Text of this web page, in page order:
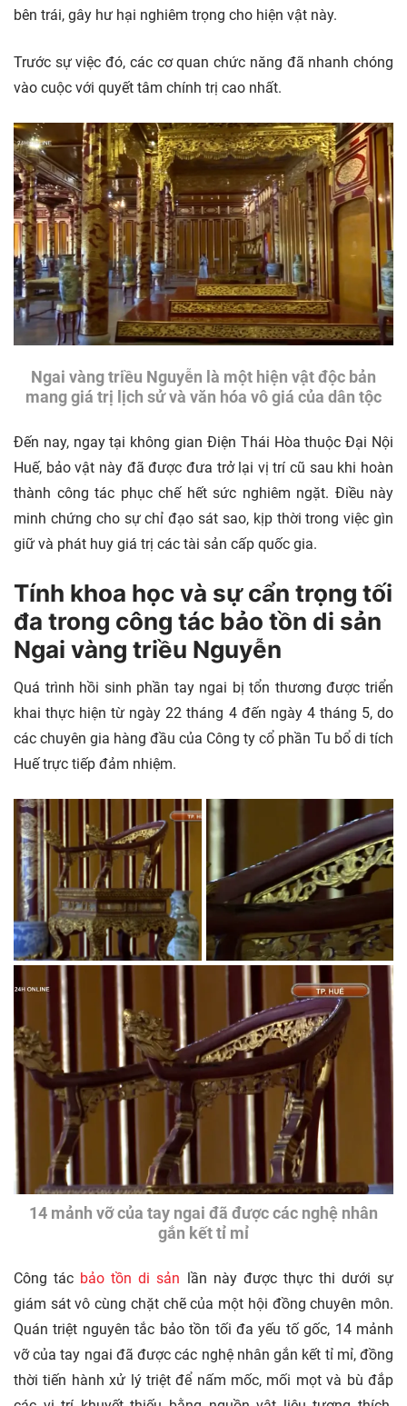
bên trái, gây hư hại nghiêm trọng cho hiện vật này.
Trước sự việc đó, các cơ quan chức năng đã nhanh chóng
vào cuộc với quyết tâm chính trị cao nhất.
Ngai vàng triều Nguyễn là một hiện vật độc bản
mang giá trị lịch sử và văn hóa vô giá của dân tộc
Đến nay, ngay tại không gian Điện Thái Hòa thuộc Đại Nội
Huế, bảo vật này đã được đưa trở lại vị trí cũ sau khi hoàn
thành công tác phục chế hết sức nghiêm ngặt. Điều này
minh chứng cho sự chỉ đạo sát sao, kịp thời trong việc gìn
giữ và phát huy giá trị các tài sản cấp quốc gia.
Tính khoa học và sự cẩn trọng tối
đa trong công tác bảo tồn di sản
Ngai vàng triều Nguyễn
Quá trình hồi sinh phần tay ngai bị tổn thương được triển
khai thực hiện từ ngày 22 tháng 4 đến ngày 4 tháng 5, do
các chuyên gia hàng đầu của Công ty cổ phần Tu bổ di tích
Huế trực tiếp đảm nhiệm.
14 mảnh vỡ của tay ngai đã được các nghệ nhân
gắn kết tỉ mỉ
Công tác bảo tồn di sản lần này được thực thi dưới sự
giám sát vô cùng chặt chẽ của một hội đồng chuyên môn.
Quán triệt nguyên tắc bảo tồn tối đa yếu tố gốc, 14 mảnh
vỡ của tay ngai đã được các nghệ nhân gắn kết tỉ mỉ, đồng
thời tiến hành xử lý triệt để nấm mốc, mối mọt và bù đắp